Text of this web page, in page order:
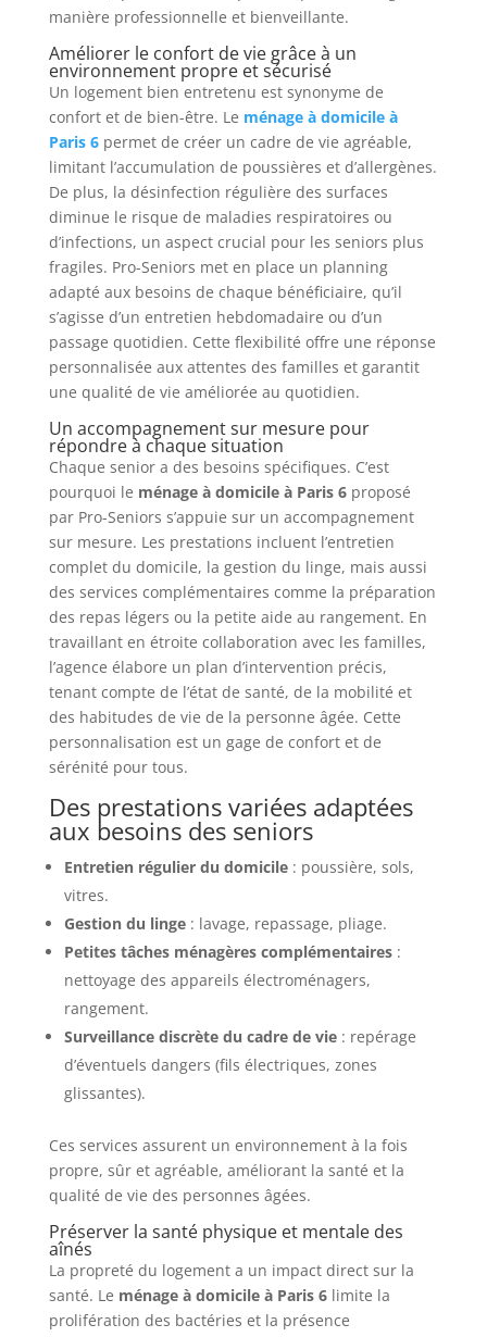
manière professionnelle et bienveillante.
Améliorer le confort de vie grâce à un
environnement propre et sécurisé
Un logement bien entretenu est synonyme de
confort et de bien-être. Le ménage à domicile à
Paris 6permet de créer un cadre de vie agréable,
limitant l’accumulation de poussières et d’allergènes.
De plus, la désinfection régulière des surfaces
diminue le risque de maladies respiratoires ou
d’infections, un aspect crucial pour les seniors plus
fragiles. Pro-Seniors met en place un planning
adapté aux besoins de chaque bénéficiaire, qu’il
s’agisse d’un entretien hebdomadaire ou d’un
passage quotidien. Cette flexibilité offre une réponse
personnalisée aux attentes des familles et garantit
une qualité de vie améliorée au quotidien.
Un accompagnement sur mesure pour
répondre à chaque situation
Chaque senior a des besoins spécifiques. C’est
pourquoi le ménage à domicile à Paris 6proposé
par Pro-Seniors s’appuie sur un accompagnement
sur mesure. Les prestations incluent l’entretien
complet du domicile, la gestion du linge, mais aussi
des services complémentaires comme la préparation
des repas légers ou la petite aide au rangement. En
travaillant en étroite collaboration avec les familles,
l’agence élabore un plan d’intervention précis,
tenant compte de l’état de santé, de la mobilité et
des habitudes de vie de la personne âgée. Cette
personnalisation est un gage de confort et de
sérénité pour tous.
Des prestations variées adaptées
aux besoins des seniors
Entretien régulier du domicile: poussière, sols,
vitres.
Gestion du linge: lavage, repassage, pliage.
Petites tâches ménagères complémentaires:
nettoyage des appareils électroménagers,
rangement.
Surveillance discrète du cadre de vie: repérage
d’éventuels dangers (fils électriques, zones
glissantes).
Ces services assurent un environnement à la fois
propre, sûr et agréable, améliorant la santé et la
qualité de vie des personnes âgées.
Préserver la santé physique et mentale des
aînés
La propreté du logement a un impact direct sur la
santé. Le ménage à domicile à Paris 6limite la
prolifération des bactéries et la présence